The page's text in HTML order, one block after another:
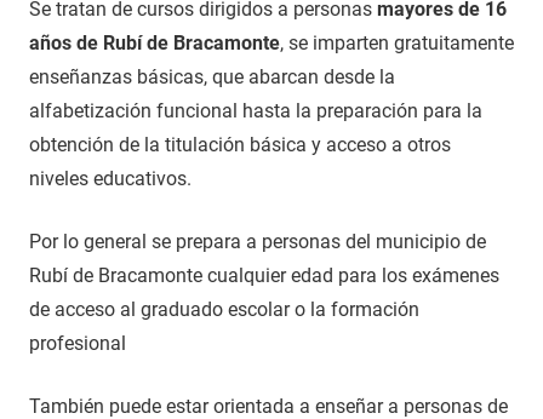
Se tratan de cursos dirigidos a personas mayores de 16
años de Rubí de Bracamonte, se imparten gratuitamente
enseñanzas básicas, que abarcan desde la
alfabetización funcional hasta la preparación para la
obtención de la titulación básica y acceso a otros
niveles educativos.
Por lo general se prepara a personas del municipio de
Rubí de Bracamonte cualquier edad para los exámenes
de acceso al graduado escolar o la formación
profesional
También puede estar orientada a enseñar a personas de